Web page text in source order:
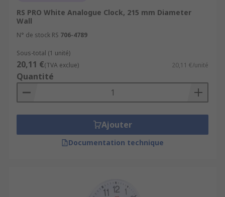
RS PRO White Analogue Clock, 215 mm Diameter
Wall
N° de stock RS 706-4789
Sous-total (1 unité)
20,11 €(TVA exclue) 20,11 €/unité
Quantité
Ajouter
Documentation technique